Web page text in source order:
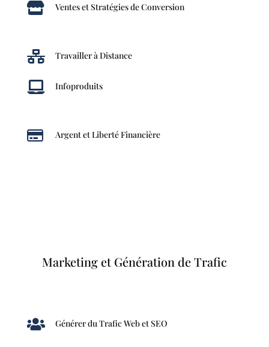
 Ventes et Stratégies de Conversion
 Travailler à Distance
 Infoproduits
 Argent et Liberté Financière
Marketing et Génération de Trafic
 Générer du Trafic Web et SEO